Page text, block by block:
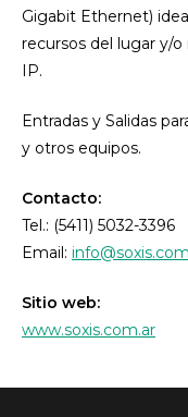
Gigabit Ethernet)
recursos del lugar y/
IP.
Entradas y Salidas
y otros equipos.
Contacto:
Tel.: (5411) 5032-3396
Email:
Sitio web:
www.soxis.com.ar